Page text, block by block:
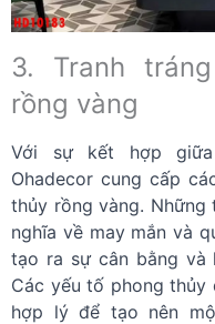
3. Tranh
rồng vàng
Với sự kết hợp
Ohadecor cung cấp
thủy rồng vàng.
nghĩa về may mắn và
tạo ra sự cân bằng và
Các yếu tố phong
hợp lý để tạo nên